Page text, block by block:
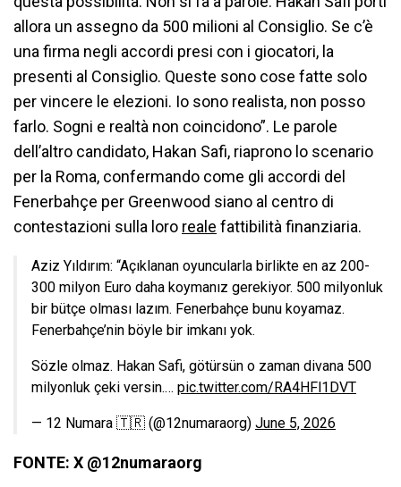
allora un assegno da 500 milioni al Consiglio. Se c’è
una firma negli accordi presi con i giocatori, la
presenti al Consiglio. Queste sono cose fatte solo
per vincere le elezioni. Io sono realista, non posso
farlo. Sogni e realtà non coincidono”. Le parole
dell’altro candidato, Hakan Safi, riaprono lo scenario
per la Roma, confermando come gli accordi del
Fenerbahçe per Greenwood siano al centro di
contestazioni sulla loro reale fattibilità finanziaria.
Aziz Yıldırım: “Açıklanan oyuncularla birlikte en az 200-
300 milyon Euro daha koymanız gerekiyor. 500 milyonluk
bir bütçe olması lazım. Fenerbahçe bunu koyamaz.
Fenerbahçe’nin böyle bir imkanı yok.
Sözle olmaz. Hakan Safi, götürsün o zaman divana 500
milyonluk çeki versin.… pic.twitter.com/RA4HFl1DVT
— 12 Numara 🇹🇷 (@12numaraorg) June 5, 2026
FONTE: X @12numaraorg